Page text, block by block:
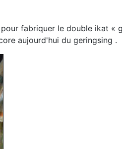
fabriquer le double ikat «
aujourd'hui du geringsing .